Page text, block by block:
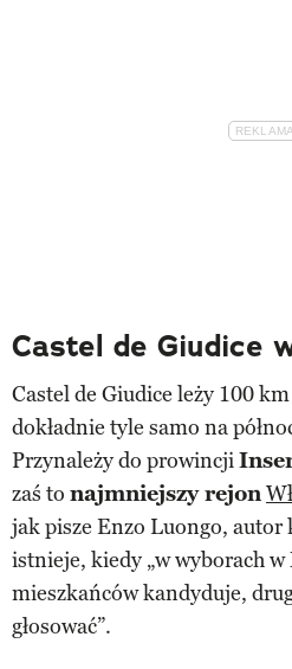
Castel de Giudice
Castel de Giudice leży 100
dokładnie tyle samo na
Przynależy do prowincji
zaś to najmniejszy rejon
jak pisze Enzo Luongo,
istnieje, kiedy „w wyborach w
mieszkańców kandyduje,
głosować”.